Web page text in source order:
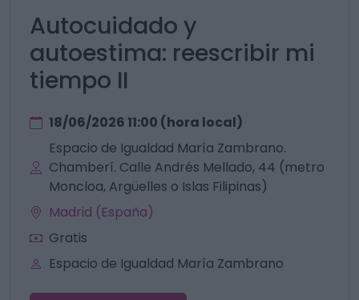
Autocuidado y
autoestima: reescribir mi
tiempo II
18/06/2026 11:00 (hora local)
Espacio de Igualdad María Zambrano.
Chamberí. Calle Andrés Mellado, 44 (metro
Moncloa, Argüelles o Islas Filipinas)
Madrid (España)
Gratis
Espacio de Igualdad María Zambrano